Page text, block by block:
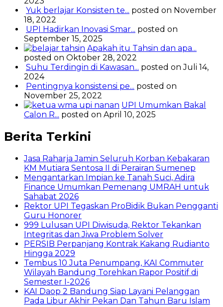
Yuk berlajar Konsisten te... posted on November
18, 2022
UPI Hadirkan Inovasi Smar... posted on
September 15, 2025
Apakah itu Tahsin dan apa...
posted on Oktober 28, 2022
Suhu Terdingin di Kawasan... posted on Juli 14,
2024
Pentingnya konsistensi pe... posted on
November 25, 2022
UPI Umumkan Bakal
Calon R... posted on April 10, 2025
Berita Terkini
Jasa Raharja Jamin Seluruh Korban Kebakaran
KM Mutiara Sentosa II di Perairan Sumenep
Mengantarkan Impian ke Tanah Suci, Adira
Finance Umumkan Pemenang UMRAH untuk
Sahabat 2026
Rektor UPI Tegaskan ProBidik Bukan Pengganti
Guru Honorer
999 Lulusan UPI Diwisuda, Rektor Tekankan
Integritas dan Jiwa Problem Solver
PERSIB Perpanjang Kontrak Kakang Rudianto
Hingga 2029
Tembus 10 Juta Penumpang, KAI Commuter
Wilayah Bandung Torehkan Rapor Positif di
Semester I-2026
KAI Daop 2 Bandung Siap Layani Pelanggan
Pada Libur Akhir Pekan Dan Tahun Baru Islam